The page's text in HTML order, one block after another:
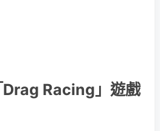
Racing」遊戲